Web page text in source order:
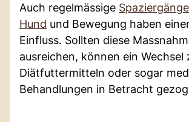
Auch regelmässige
Hund und Bewegung haben
Einfluss. Sollten diese
ausreichen, können ein Wechsel
Diätfuttermitteln oder sogar
Behandlungen in Betracht